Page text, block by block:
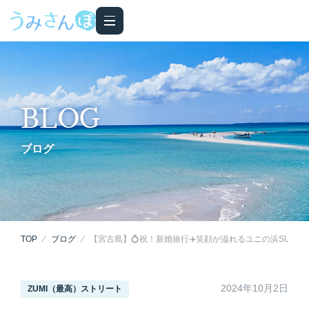
BLOG
ブログ
TOP ブログ 【宮古島】💍祝！新婚旅行✈️笑顔が溢れるユニの浜SUPツ
ZUMI（最高）ストリート 2024年10月2日